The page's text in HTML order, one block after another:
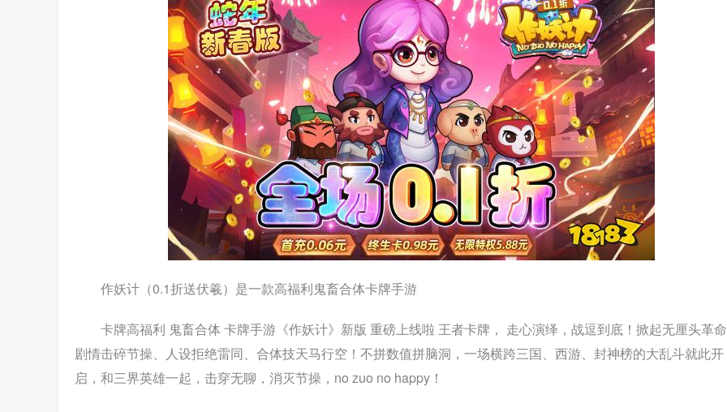
作妖计（0.1折送伏羲）是一款高福利鬼畜合体卡牌手游
卡牌高福利 鬼畜合体 卡牌手游《作妖计》新版 重磅上线啦 王者卡牌， 走心演绎，战逗到底！掀起无厘头革
剧情击碎节操、人设拒绝雷同、合体技天马行空！不拼数值拼脑洞，一场横跨三国、西游、封神榜的大乱斗就此开
启，和三界英雄一起，击穿无聊，消灭节操，no zuo no happy！